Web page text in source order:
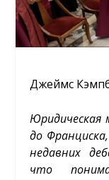
Джеймс
Юридическая
до
недавних
что